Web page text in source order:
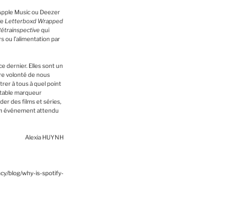
Music ou Deezer
Letterboxd Wrapped
qui
ou l’alimentation par
dernier. Elles sont un
volonté de nous
à tous à quel point
marqueur
des films et séries,
événement attendu
Alexia HUYNH
blog/why-is-spotify-